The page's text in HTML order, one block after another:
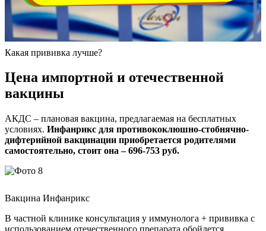
Какая прививка лучше?
Цена импортной и отечественной
вакцины
АКДС – плановая вакцина, предлагаемая на бесплатных
условиях. Инфанрикс для противококлюшно-стобнячно-
дифтерийной вакцинации приобретается родителями
самостоятельно, стоит она – 696-753 руб.
Вакцина Инфанрикс
В частной клинике консультация у иммунолога + прививка с